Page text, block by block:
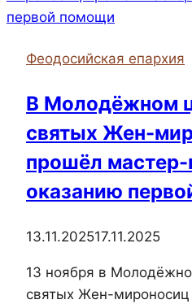
в
города
Донбасса
для
жителям
Феодосийская епархия
В Молодёжном
святых Жен-
прошёл мастер-
оказанию
13.11.202517.11.2025
13 ноября в
святых Жен-